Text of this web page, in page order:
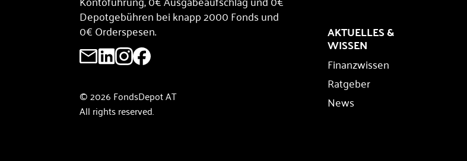
Depotgebühren bei knapp 2000 Fonds und
0€ Orderspesen.
© 2026 FondsDepot AT
All rights reserved.
AKTUELLES &
WISSEN
Finanzwissen
Ratgeber
News